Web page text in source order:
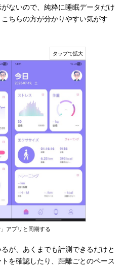
ないので、純粋に睡眠データだけ
ちらの方が分かりやすい気がす
アプリと同期する
が、あくまでも計測できるだけと
を確認したり、距離ごとのペース